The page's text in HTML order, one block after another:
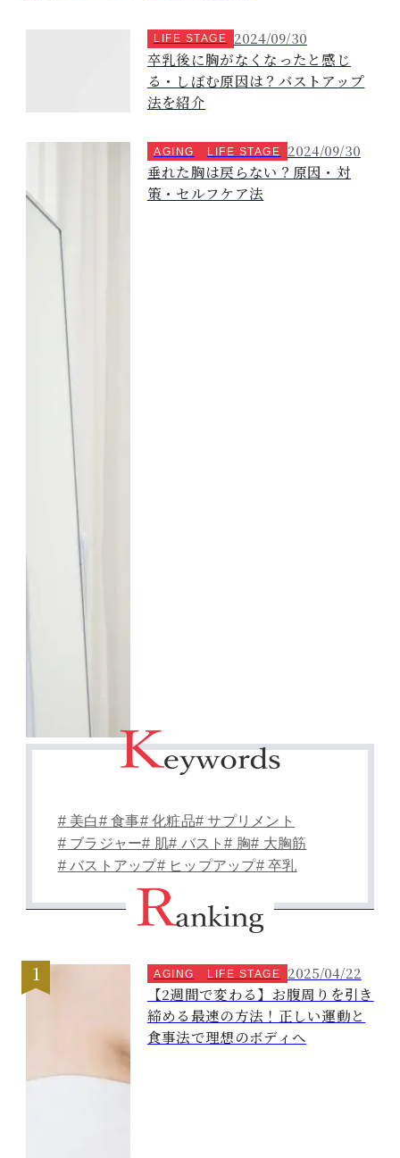
LIFE STAGE 2024/09/30
卒乳後に胸がなくなったと感じ
る・しぼむ原因は？バストアップ
法を紹介
AGING LIFE STAGE 2024/09/30
垂れた胸は戻らない？原因・対
策・セルフケア法
# 美白# 食事# 化粧品# サプリメント
# ブラジャー# 肌# バスト# 胸# 大胸筋
# バストアップ# ヒップアップ# 卒乳
AGING LIFE STAGE 2025/04/22
【2週間で変わる】お腹周りを引き
締める最速の方法！正しい運動と
食事法で理想のボディへ